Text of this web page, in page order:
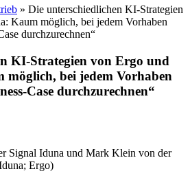
» Die unterschiedlichen KI-Strategien
Kaum möglich, bei jedem Vorhaben
durchzurechnen“
KI-Strategien von Ergo und
bei jedem Vorhaben
Case durchzurechnen“
Signal Iduna und Mark Klein von der
Ergo)